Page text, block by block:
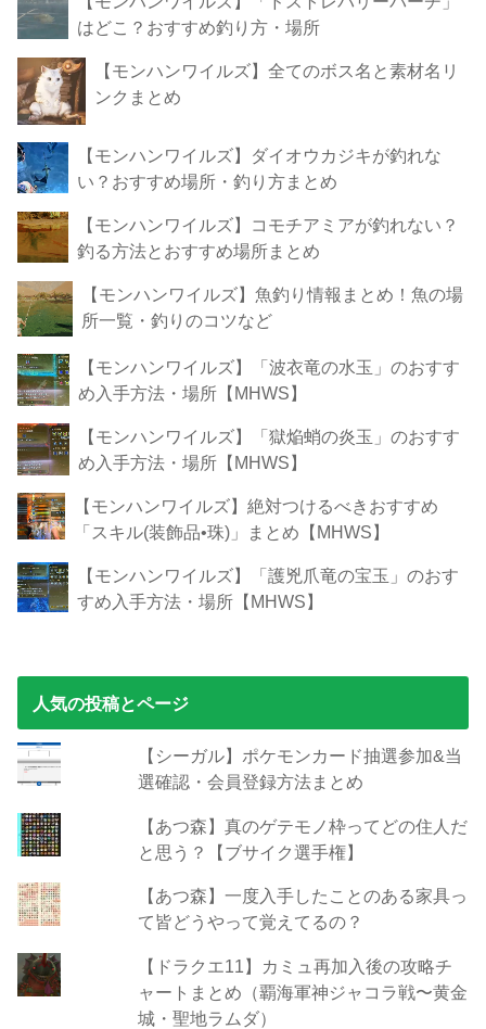
はどこ？おすすめ釣り方・場所
【モンハンワイルズ】全てのボス名と素材名リ
ンクまとめ
【モンハンワイルズ】ダイオウカジキが釣れな
い？おすすめ場所・釣り方まとめ
【モンハンワイルズ】コモチアミアが釣れない？
釣る方法とおすすめ場所まとめ
【モンハンワイルズ】魚釣り情報まとめ！魚の場
所一覧・釣りのコツなど
【モンハンワイルズ】「波衣竜の水玉」のおすす
め入手方法・場所【MHWS】
【モンハンワイルズ】「獄焔蛸の炎玉」のおすす
め入手方法・場所【MHWS】
【モンハンワイルズ】絶対つけるべきおすすめ
「スキル(装飾品•珠)」まとめ【MHWS】
【モンハンワイルズ】「護兇爪竜の宝玉」のおす
すめ入手方法・場所【MHWS】
人気の投稿とページ
【シーガル】ポケモンカード抽選参加&当
選確認・会員登録方法まとめ
【あつ森】真のゲテモノ枠ってどの住人だ
と思う？【ブサイク選手権】
【あつ森】一度入手したことのある家具っ
て皆どうやって覚えてるの？
【ドラクエ11】カミュ再加入後の攻略チ
ャートまとめ（覇海軍神ジャコラ戦〜黄金
城・聖地ラムダ）